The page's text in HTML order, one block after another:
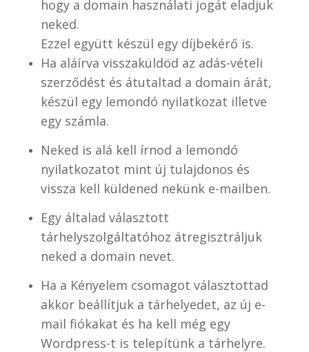
hogy a domain használati jogát eladjuk
neked.
Ezzel együtt készül egy díjbekérő is.
Ha aláírva visszaküldöd az adás-vételi
szerződést és átutaltad a domain árát,
készül egy lemondó nyilatkozat illetve
egy számla.
Neked is alá kell írnod a lemondó
nyilatkozatot mint új tulajdonos és
vissza kell küldened nekünk e-mailben.
Egy általad választott
tárhelyszolgáltatóhoz átregisztráljuk
neked a domain nevet.
Ha a Kényelem csomagot választottad
akkor beállítjuk a tárhelyedet, az új e-
mail fiókakat és ha kell még egy
Wordpress-t is telepítünk a tárhelyre.